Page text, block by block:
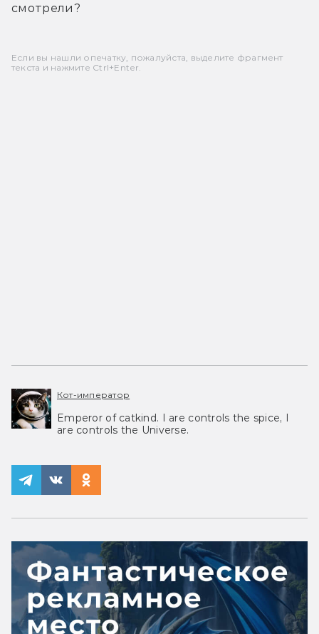
смотрели?
Если вы нашли опечатку, пожалуйста, выделите фрагмент
текста и нажмите Ctrl+Enter.
Кот-император
Emperor of catkind. I are controls the spice, I
are controls the Universe.